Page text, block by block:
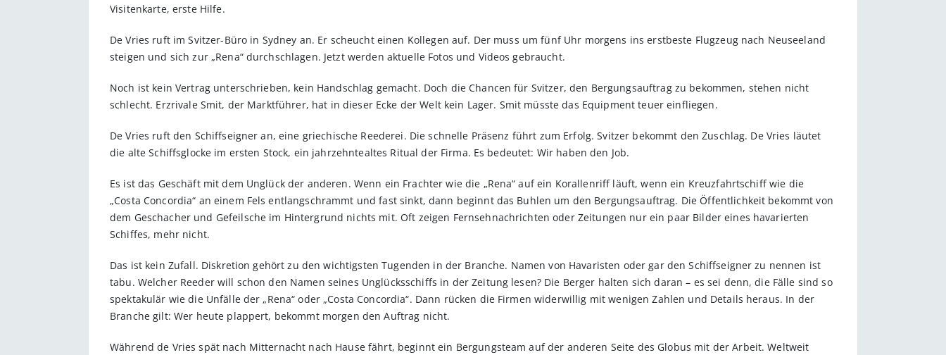
Visitenkarte, erste Hilfe.
De Vries ruft im Svitzer-Büro in Sydney an. Er scheucht einen Kollegen auf. Der muss um fünf Uhr morgens ins erstbeste Flugzeug nach Neuseeland
steigen und sich zur „Rena“ durchschlagen. Jetzt werden aktuelle Fotos und Videos gebraucht.
Noch ist kein Vertrag unterschrieben, kein Handschlag gemacht. Doch die Chancen für Svitzer, den Bergungsauftrag zu bekommen, stehen nicht
schlecht. Erzrivale Smit, der Marktführer, hat in dieser Ecke der Welt kein Lager. Smit müsste das Equipment teuer einfliegen.
De Vries ruft den Schiffseigner an, eine griechische Reederei. Die schnelle Präsenz führt zum Erfolg. Svitzer bekommt den Zuschlag. De Vries läutet
die alte Schiffsglocke im ersten Stock, ein jahrzehntealtes Ritual der Firma. Es bedeutet: Wir haben den Job.
Es ist das Geschäft mit dem Unglück der anderen. Wenn ein Frachter wie die „Rena“ auf ein Korallenriff läuft, wenn ein Kreuzfahrtschiff wie die
„Costa Concordia“ an einem Fels entlangschrammt und fast sinkt, dann beginnt das Buhlen um den Bergungsauftrag. Die Öffentlichkeit bekommt von
dem Geschacher und Gefeilsche im Hintergrund nichts mit. Oft zeigen Fernsehnachrichten oder Zeitungen nur ein paar Bilder eines havarierten
Schiffes, mehr nicht.
Das ist kein Zufall. Diskretion gehört zu den wichtigsten Tugenden in der Branche. Namen von Havaristen oder gar den Schiffseigner zu nennen ist
tabu. Welcher Reeder will schon den Namen seines Unglücksschiffs in der Zeitung lesen? Die Berger halten sich daran – es sei denn, die Fälle sind so
spektakulär wie die Unfälle der „Rena“ oder „Costa Concordia“. Dann rücken die Firmen widerwillig mit wenigen Zahlen und Details heraus. In der
Branche gilt: Wer heute plappert, bekommt morgen den Auftrag nicht.
Während de Vries spät nach Mitternacht nach Hause fährt, beginnt ein Bergungsteam auf der anderen Seite des Globus mit der Arbeit. Weltweit